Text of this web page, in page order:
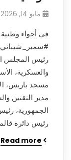
مايو 14, 2026
في أجواء
رئيس المجلس
والعسكرية،
مسجد باريس،
مدير التقنين
الجمهورية،
رئيس دائرة
Read more